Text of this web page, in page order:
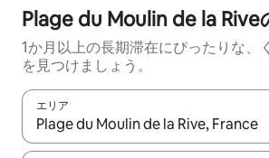
Plage du Moulin de la Rive
1か月以上の長期滞在にぴったりな、
を見つけましょう。
エリア
検索結果が表示されたら、上下の矢印